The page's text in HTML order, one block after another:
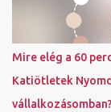
bizalommal, ha
konzultációs
)
Mire elég a 60
Katiötletek
vállalkozásomban?